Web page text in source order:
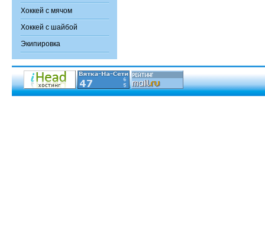
Хоккей с мячом
Хоккей с шайбой
Экипировка